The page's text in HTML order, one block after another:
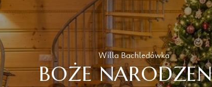
Willa Bachledówka
BOŻE